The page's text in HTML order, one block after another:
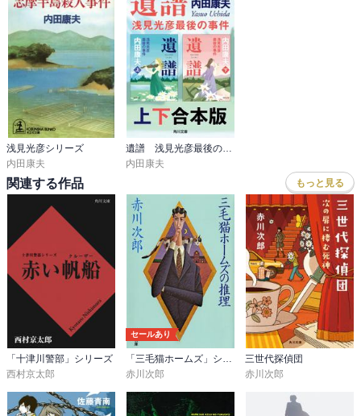
浅見光彦シリーズ
内田康夫
遺譜 浅見光彦最後の事件【上下 合本版】
内田康夫
関連する作品 もっと見る
「十津川警部」シリーズ
西村京太郎
セールあり
赤川次郎
三世代探偵団
赤川次郎